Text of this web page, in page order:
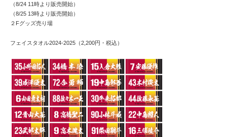
（8/24 11時より販売開始）
（8/25 13時より販売開始）
２Fグッズ売り場
フェイスタオル2024-2025（2,200円・税込）